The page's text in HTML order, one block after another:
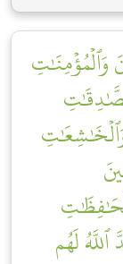
وَٱلۡمُؤۡمِنَٰتِ
لَهُم